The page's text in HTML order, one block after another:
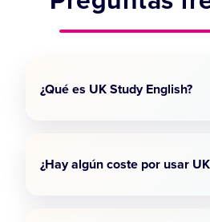
¿Qué es UK Study English?
¿Hay algún coste por usar